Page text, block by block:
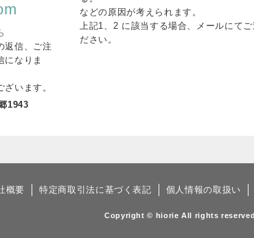
返信、ご注
になりま
います。
1943
などの原因が考えられます。
上記1、2 に該当する場合、メールにてご
ださい。
概要 特定商取引法に基づく表記 個人情報の取扱い
Copyright © hiorie All rights